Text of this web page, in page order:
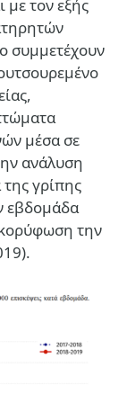
με τον εξής
συμμετέχουν
μέσα σε
ανάλυση
γρίπης
εβδομάδα
την